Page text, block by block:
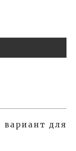
для